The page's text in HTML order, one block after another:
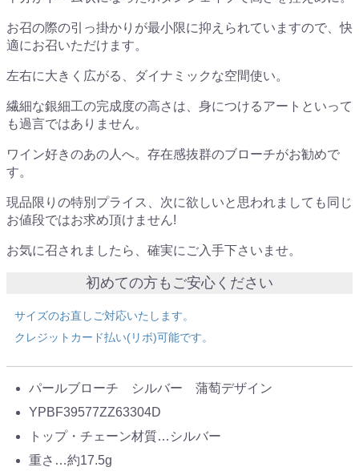
お召の際の引っ掛かりが最小限に抑えられていますので、快
適にお召いただけます。
左右に大きく広がる、ダイナミックな空間使い。
繊細な銀細工の完成度の高さは、身につけるアートといって
も過言ではありません。
ワイン好きのあの人へ。存在感抜群のブローチがお勧めで
す。
現品限りの特別プライス、次に欲しいと思われましても同じ
お値段ではお求め頂けません!
お気に召されましたら、確実にご入手下さいませ。
初めての方もご安心ください
サイズのお直しご対応いたします。
クレジットカード払い(リボ)可能です。
パールブローチ シルバー 蒲萄デザイン
YPBF39577ZZ63304D
トップ・チェーン材質…シルバー
重さ…約17.5g